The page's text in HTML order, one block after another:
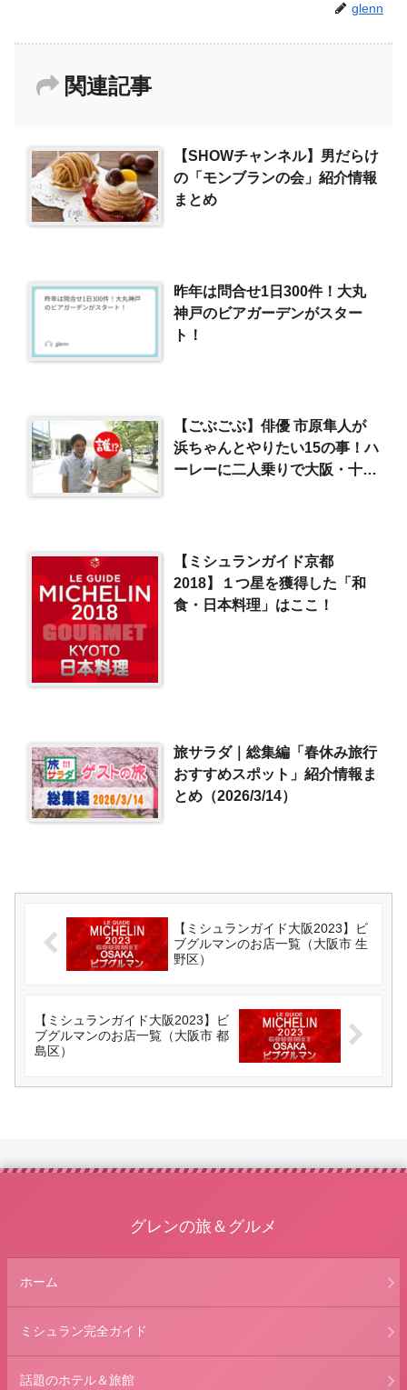
glenn
関連記事
【SHOWチャンネル】男だらけ
の「モンブランの会」紹介情報
まとめ
昨年は問合せ1日300件！大丸
神戸のビアガーデンがスター
ト！
【ごぶごぶ】俳優 市原隼人が
浜ちゃんとやりたい15の事！ハ
ーレーに二人乗りで大阪・十三
【ミシュランガイド京都
2018】１つ星を獲得した「和
食・日本料理」はここ！
旅サラダ｜総集編「春休み旅行
おすすめスポット」紹介情報ま
とめ（2026/3/14）
【ミシュランガイド大阪2023】ビ
ブグルマンのお店一覧（大阪市 生
野区）
【ミシュランガイド大阪2023】ビ
ブグルマンのお店一覧（大阪市 都
島区）
グレンの旅＆グルメ
ホーム
ミシュラン完全ガイド
話題のホテル＆旅館